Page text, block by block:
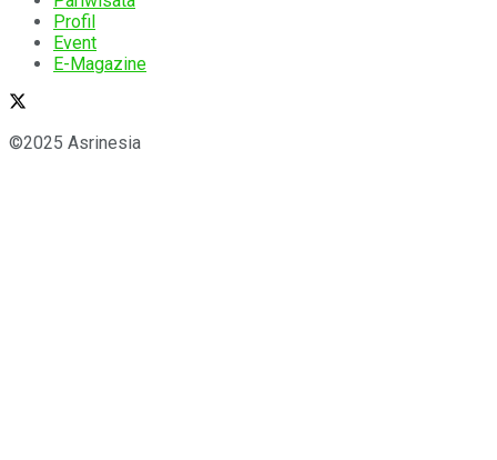
Profil
Event
E-Magazine
©2025 Asrinesia